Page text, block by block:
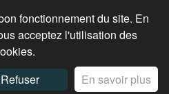
fonctionnement du site. En
acceptez l'utilisation des
Refuser En savoir plus